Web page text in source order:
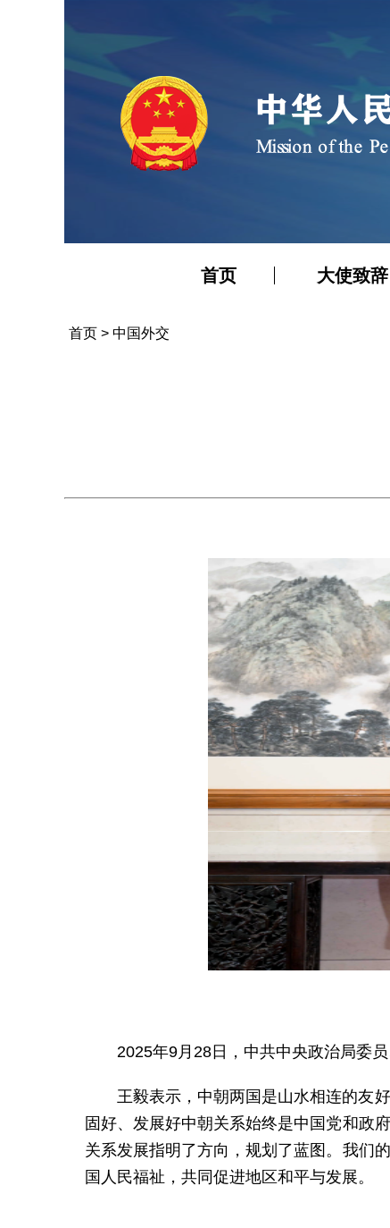
首页 大使致辞
首页 > 中国外交
2025年9月28日，中共中央政治局委
王毅表示，中朝两国是山水相连的友
固好、发展好中朝关系始终是中国党和政
关系发展指明了方向，规划了蓝图。我们
国人民福祉，共同促进地区和平与发展。